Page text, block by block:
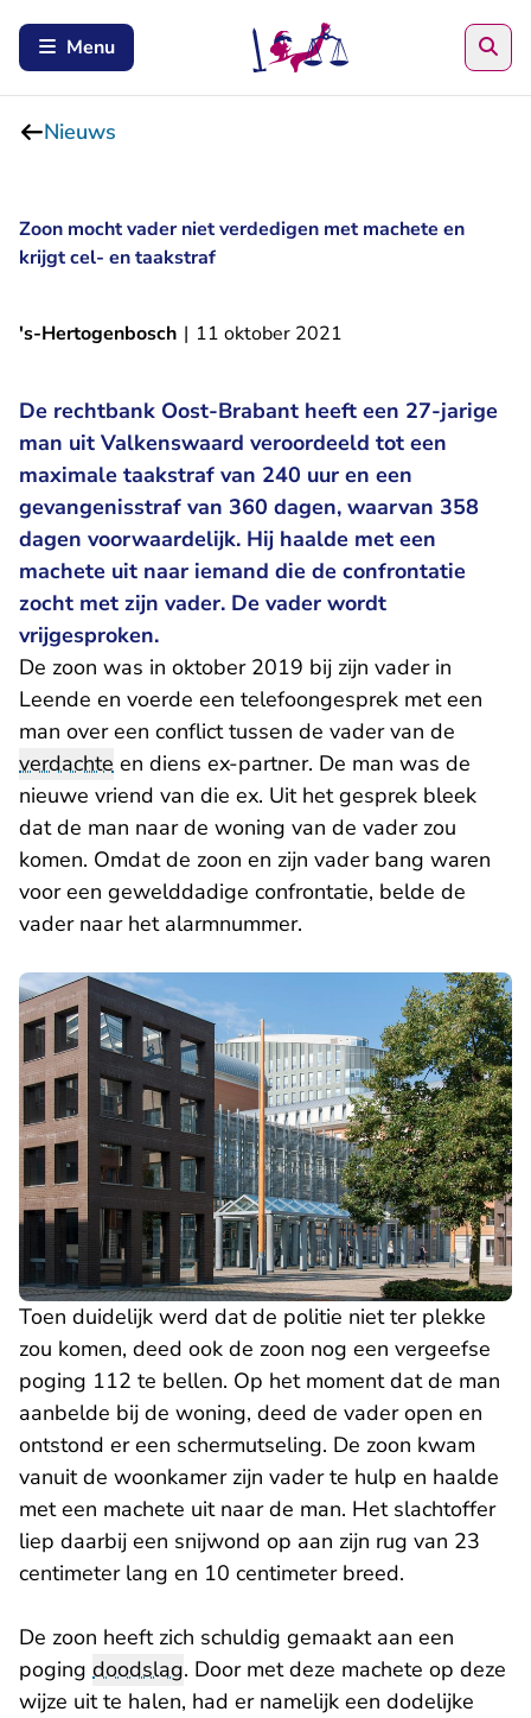
Menu
Nieuws
Zoon mocht vader niet verdedigen met machete en
krijgt cel- en taakstraf
's-Hertogenbosch | 11 oktober 2021
De rechtbank Oost-Brabant heeft een 27-jarige
man uit Valkenswaard veroordeeld tot een
maximale taakstraf van 240 uur en een
gevangenisstraf van 360 dagen, waarvan 358
dagen voorwaardelijk. Hij haalde met een
machete uit naar iemand die de confrontatie
zocht met zijn vader. De vader wordt
vrijgesproken.
De zoon was in oktober 2019 bij zijn vader in
Leende en voerde een telefoongesprek met een
man over een conflict tussen de vader van de
verdachte en diens ex-partner. De man was de
nieuwe vriend van die ex. Uit het gesprek bleek
dat de man naar de woning van de vader zou
komen. Omdat de zoon en zijn vader bang waren
voor een gewelddadige confrontatie, belde de
vader naar het alarmnummer.
Toen duidelijk werd dat de politie niet ter plekke
zou komen, deed ook de zoon nog een vergeefse
poging 112 te bellen. Op het moment dat de man
aanbelde bij de woning, deed de vader open en
ontstond er een schermutseling. De zoon kwam
vanuit de woonkamer zijn vader te hulp en haalde
met een machete uit naar de man. Het slachtoffer
liep daarbij een snijwond op aan zijn rug van 23
centimeter lang en 10 centimeter breed.
De zoon heeft zich schuldig gemaakt aan een
poging doodslag. Door met deze machete op deze
wijze uit te halen, had er namelijk een dodelijke